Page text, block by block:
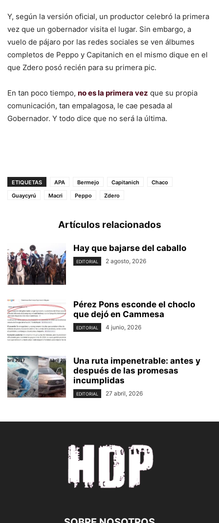
Y, según la versión oficial, un productor celebró la primera
vez que un gobernador visita el lugar. Sin embargo, a
vuelo de pájaro por las redes sociales se ven álbumes
completos de Peppo y Capitanich en el mismo dique en el
que Zdero posó recién para su primera pic.
En tan poco tiempo, no es la primera vez que su propia
comunicación, tan empalagosa, le cae pesada al
Gobernador. Y todo dice que no será la última.
ETIQUETAS APA Bermejo Capitanich
Chaco
Guaycyrú
Macri Peppo Zdero
Artículos relacionados
Hay que bajarse del caballo
EDITORIAL 2 agosto, 2026
Pérez Pons esconde el choclo
que dejó en Cammesa
EDITORIAL 4 junio, 2026
Una ruta impenetrable: antes y
después de las promesas
incumplidas
EDITORIAL 27 abril, 2026